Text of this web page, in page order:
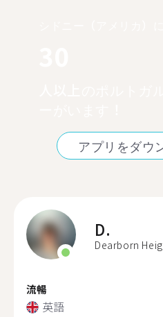
アプリをダウ
D.
Dearborn
流暢
英語